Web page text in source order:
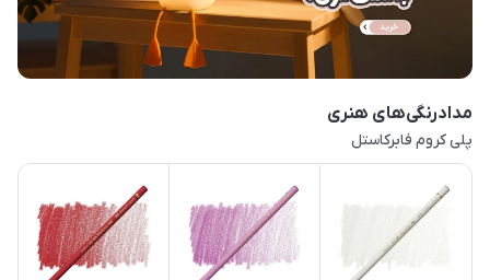
مدادرنگی‌های هنری
پلی کروم فابرکاستل